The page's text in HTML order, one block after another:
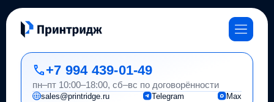
+7 994 439-01-49
пн–пт 10:00–18:00, сб–вс по договорённости
sales@printridge.ru Telegram Max